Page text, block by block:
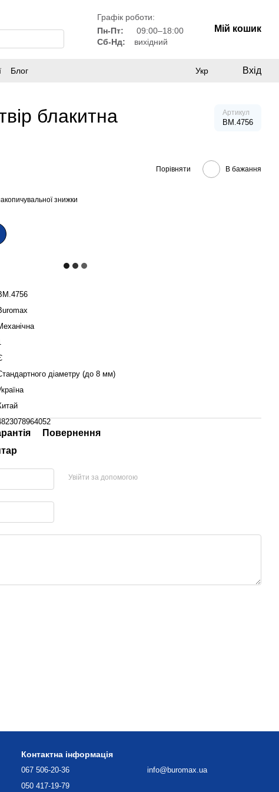
Графік роботи:
Пн-Пт:
09:00–18:00
Сб-Нд:
вихідний
Мій кошик
Блог
Укр Вхід
блакитна Артикул
BM.4756
Порівняти В бажання
знижки
діаметру (до 8 мм)
Повернення
Увійти за допомогою
Контактна інформація
067 506-20-36
050 417-19-79
info@buromax.ua